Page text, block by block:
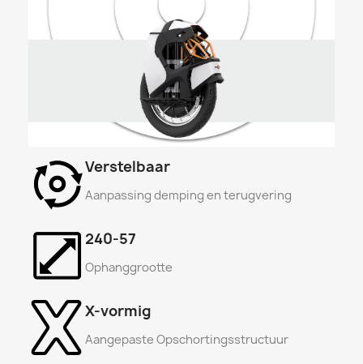
Verstelbaar
Aanpassing demping en terugvering
240-57
Ophanggrootte
X-vormig
Aangepaste Opschortingsstructuur